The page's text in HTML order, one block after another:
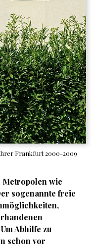
Frankfurt 2000-2009
Metropolen wie
sogenannte freie
Abhilfe zu
schon vor